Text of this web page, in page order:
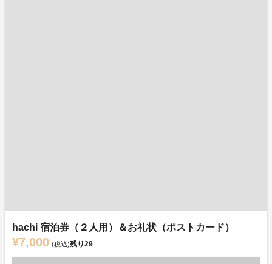
hachi 宿泊券（２人用）＆お礼状（ポストカード）
¥7,000 (税込)残り29